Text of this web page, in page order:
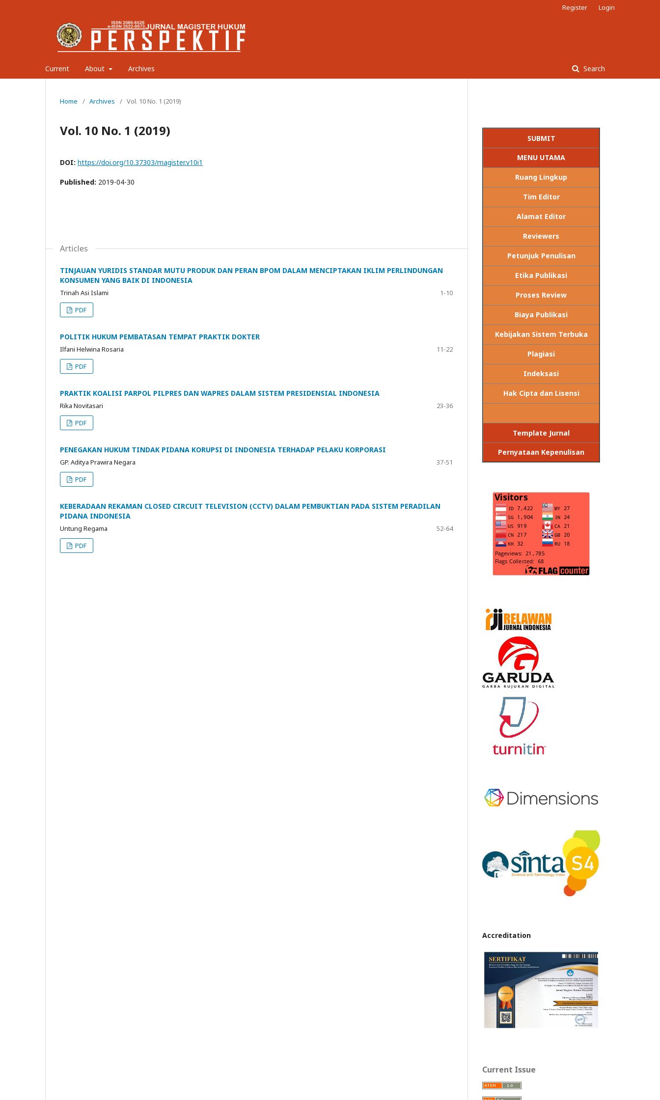
Current About Archives Search
Register Login
Home / Archives / Vol. 10 No. 1 (2019)
Vol. 10 No. 1 (2019)
DOI: https://doi.org/10.37303/magister.v10i1
Published: 2019-04-30
Articles
TINJAUAN YURIDIS STANDAR MUTU PRODUK DAN PERAN BPOM DALAM MENCIPTAKAN IKLIM PERLINDUNGAN
KONSUMEN YANG BAIK DI INDONESIA
Trinah Asi Islami
1-10
PDF
POLITIK HUKUM PEMBATASAN TEMPAT PRAKTIK DOKTER
Ilfani Helwina Rosaria
11-22
PDF
PRAKTIK KOALISI PARPOL PILPRES DAN WAPRES DALAM SISTEM PRESIDENSIAL INDONESIA
Rika Novitasari
23-36
PDF
PENEGAKAN HUKUM TINDAK PIDANA KORUPSI DI INDONESIA TERHADAP PELAKU KORPORASI
GP. Aditya Prawira Negara
37-51
PDF
KEBERADAAN REKAMAN CLOSED CIRCUIT TELEVISION (CCTV) DALAM PEMBUKTIAN PADA SISTEM PERADILAN
PIDANA INDONESIA
Untung Regama
52-64
PDF
SUBMIT
MENU UTAMA
Ruang Lingkup
Tim Editor
Alamat Editor
Reviewers
Petunjuk Penulisan
Etika Publikasi
Proses Review
Biaya Publikasi
Kebijakan Sistem Terbuka
Plagiasi
Indeksasi
Hak Cipta dan Lisensi
Template Jurnal
Pernyataan Kepenulisan
Accreditation
Current Issue